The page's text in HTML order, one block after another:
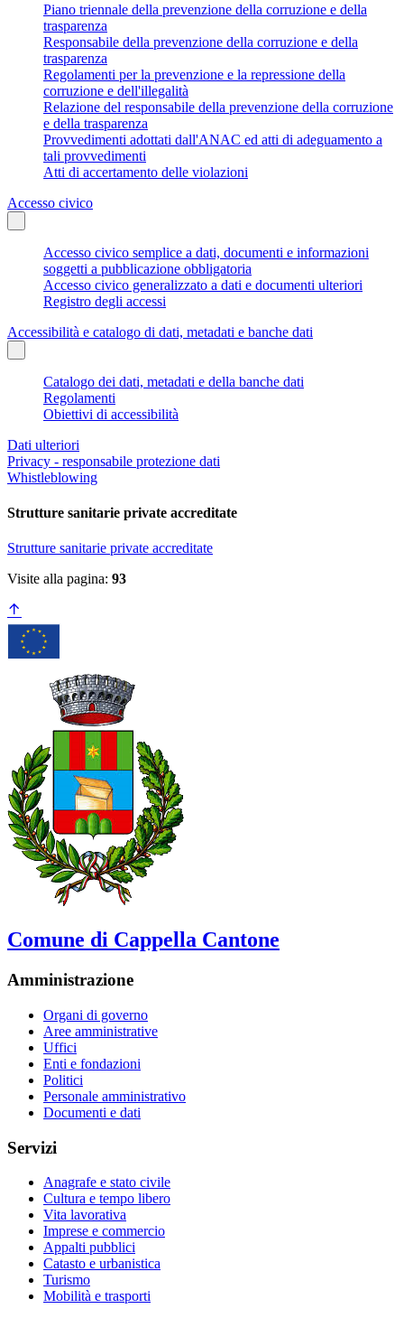
Piano triennale della prevenzione della corruzione e della
trasparenza
Responsabile della prevenzione della corruzione e della
trasparenza
Regolamenti per la prevenzione e la repressione della
corruzione e dell'illegalità
Relazione del responsabile della prevenzione della corruzione
e della trasparenza
Provvedimenti adottati dall'ANAC ed atti di adeguamento a
tali provvedimenti
Atti di accertamento delle violazioni
Accesso civico
Accesso civico semplice a dati, documenti e informazioni
soggetti a pubblicazione obbligatoria
Accesso civico generalizzato a dati e documenti ulteriori
Registro degli accessi
Accessibilità e catalogo di dati, metadati e banche dati
Catalogo dei dati, metadati e della banche dati
Regolamenti
Obiettivi di accessibilità
Dati ulteriori
Privacy - responsabile protezione dati
Whistleblowing
Strutture sanitarie private accreditate
Strutture sanitarie private accreditate
Visite alla pagina: 93
Comune di Cappella Cantone
Amministrazione
Organi di governo
Aree amministrative
Uffici
Enti e fondazioni
Politici
Personale amministrativo
Documenti e dati
Servizi
Anagrafe e stato civile
Cultura e tempo libero
Vita lavorativa
Imprese e commercio
Appalti pubblici
Catasto e urbanistica
Turismo
Mobilità e trasporti